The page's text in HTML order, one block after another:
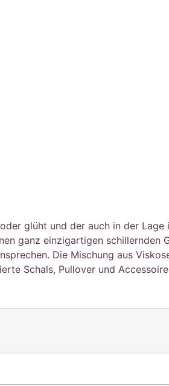
glüht und der auch in der Lage
ganz einzigartigen schillernden
Die Mischung aus
Schals, Pullover und